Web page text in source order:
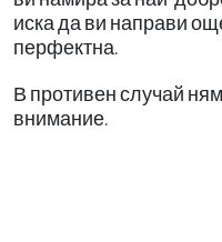
иска да ви направи
перфектна.
В противен случай
внимание.